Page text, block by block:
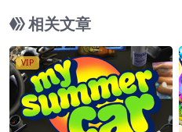
相关文章
VIP